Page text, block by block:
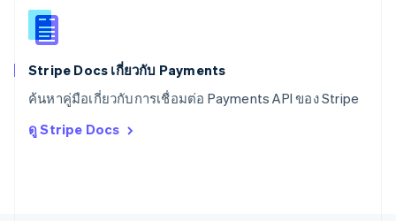
Stripe Docs เกี่ยวกับ Payments
ค้นหาคู่มือเกี่ยวกับการเชื่อมต่อ Payments API ของ Stripe
ดู Stripe Docs
สิงคโปร์
English
ออสเตรเลีย
English
DeutschEnglish
ItalianoEnglish